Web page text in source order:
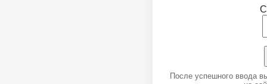
После успешного ввода